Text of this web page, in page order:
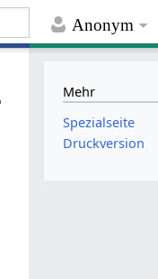
Anonym
Mehr
Spezialseite
Druckversion